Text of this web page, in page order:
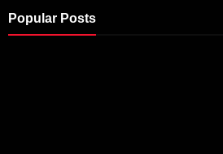
Popular Posts